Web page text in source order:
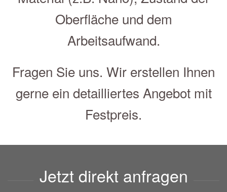
Oberfläche und dem
Arbeitsaufwand.
Fragen Sie uns. Wir erstellen Ihnen
gerne ein detailliertes Angebot mit
Festpreis.
Jetzt direkt anfragen